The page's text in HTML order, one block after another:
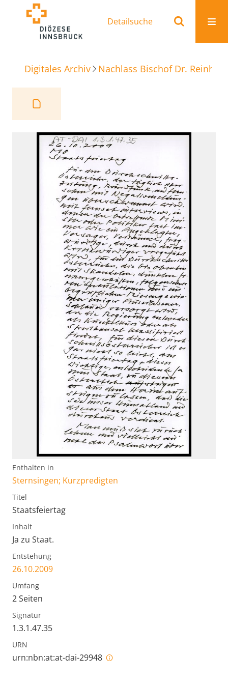
Detailsuche
Digitales Archiv Nachlass Bischof Dr.
Enthalten in
Sternsingen; Kurzpredigten
Titel
Staatsfeiertag
Inhalt
Ja zu Staat.
Entstehung
26.10.2009
Umfang
2 Seiten
Signatur
1.3.1.47.35
URN
urn:nbn:at:at-dai-29948